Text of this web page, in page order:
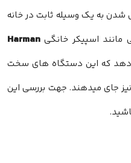
به یک وسیله ثابت در خانه
اسپیکر خانگی Harman
که این دستگاه های سخت
جای میدهند. جهت بررسی این